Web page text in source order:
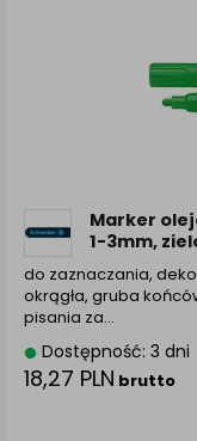
Marker
1-3mm,
do zaznaczania,
okrągła, gruba
pisania za...
Dostępność: 3 dni
18,27 PLN brutto